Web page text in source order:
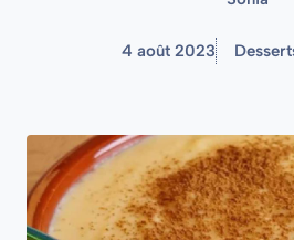
4 août 2023